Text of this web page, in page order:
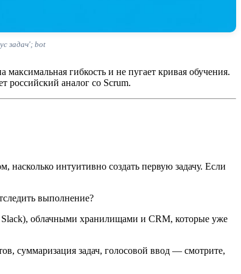
задач'; bot
гибкость и не пугает кривая обучения.
российский аналог со Scrum.
интуитивно создать первую задачу. Если
выполнение?
облачными хранилищами и CRM, которые уже
суммаризация задач, голосовой ввод — смотрите,